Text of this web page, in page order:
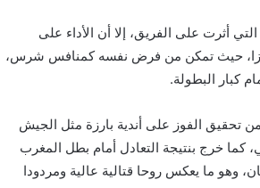
أثرت على الفريق، إلا أن الأداء على
حيث تمكن من فرض نفسه كمنافس شرس،
كبار البطولة.
تحقيق الفوز على أندية بارزة مثل الجيش
كما خرج بنتيجة التعادل أمام بطل المغرب
وهو ما يعكس روحا قتالية عالية ومردودا